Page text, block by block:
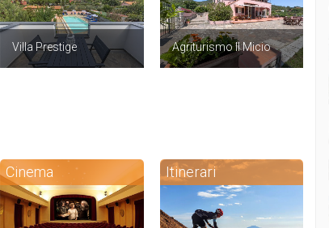
Villa Prestige Agriturismo Il Micio
Cinema Itinerari